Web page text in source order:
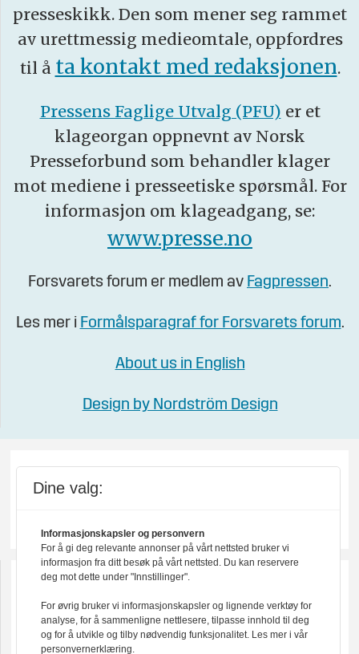
presseskikk. Den som mener seg rammet
av urettmessig medieomtale, oppfordres
til å ta kontakt med redaksjonen.
Pressens Faglige Utvalg (PFU) er et
klageorgan oppnevnt av Norsk
Presseforbund som behandler klager
mot mediene i presseetiske spørsmål. For
informasjon om klageadgang, se:
www.presse.no
Forsvarets forum er medlem av Fagpressen.
Les mer i Formålsparagraf for Forsvarets forum.
About us in English
Design by Nordström Design
Dine valg:
Informasjonskapsler og personvern
For å gi deg relevante annonser på vårt nettsted bruker vi
informasjon fra ditt besøk på vårt nettsted. Du kan reservere
deg mot dette under "Innstillinger".
For øvrig bruker vi informasjonskapsler og lignende verktøy for
analyse, for å sammenligne nettlesere, tilpasse innhold til deg
og for å utvikle og tilby nødvendig funksjonalitet. Les mer i vår
personvernerklæring.